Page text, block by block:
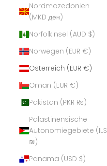
Nordmazedonien
(MKD ден)
Norfolkinsel (AUD $)
Norwegen (EUR €)
Österreich (EUR €)
Oman (EUR €)
Pakistan (PKR ₨)
Palästinensische
Autonomiegebiete (ILS
₪)
Panama (USD $)